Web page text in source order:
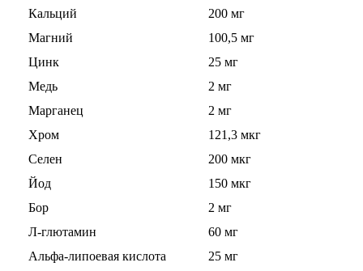
Глютамин
Аксессуары
НАЗАД
Ремни и перчатки
Шейкеры и бутылки
Кальций
200 мг
Магний
100,5 мг
Цинк
25 мг
Медь
2 мг
Марганец
2 мг
Хром
121,3 мкг
Селен
200 мкг
Йод
150 мкг
Бор
2 мг
Л-глютамин
60 мг
Альфа-липоевая кислота
25 мг